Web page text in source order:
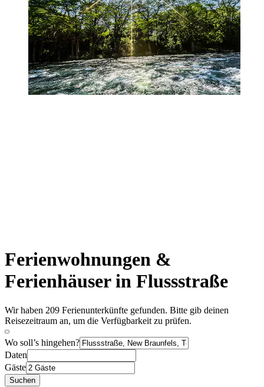
Ferienwohnungen &
Ferienhäuser in Flussstraße
Wir haben 209 Ferienunterkünfte gefunden. Bitte gib deinen
Reisezeitraum an, um die Verfügbarkeit zu prüfen.
Wo soll’s hingehen?
Daten
Gäste
Suchen